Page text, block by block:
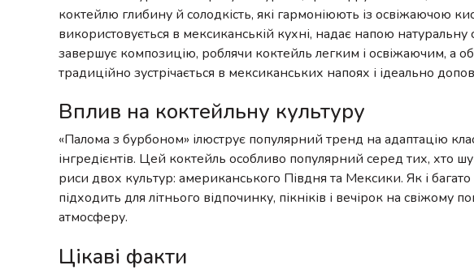
коктейлю глибину й солодкість, які гармоніюють із освіжаючою
використовується в мексиканській кухні, надає напою натуральну
завершує композицію, роблячи коктейль легким і освіжаючим, а
традиційно зустрічається в мексиканських напоях і ідеально
Вплив на коктейльну культуру
«Палома з бурбоном» ілюструє популярний тренд на адаптацію
інгредієнтів. Цей коктейль особливо популярний серед тих, хто
риси двох культур: американського Півдня та Мексики. Як і
підходить для літнього відпочинку, пікніків і вечірок на свіжому
атмосферу.
Цікаві факти